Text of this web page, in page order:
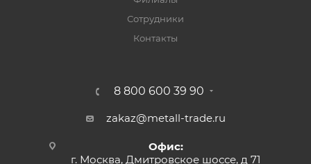
Сотрудники
Контакты
8 800 600 39 90
zakaz@metall-trade.ru
Офис:
г. Москва, Дмитровское шоссе, д 71